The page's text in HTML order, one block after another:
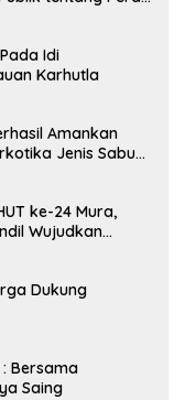
Idi
Karhutla
Amankan
Jenis Sabu
ke-24 Mura,
Dukung
: Bersama
Saing